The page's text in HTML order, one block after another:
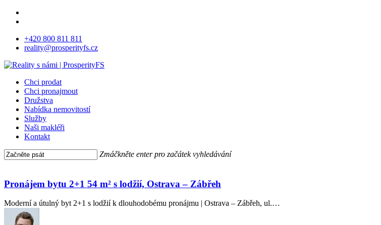
Skip
content+420 800 811 811
reality@prosperityfs.cz
Menu
Chci prodat
Chci pronajmout
Družstva
Nabídka nemovitostí
Služby
Naši makléři
Kontakt
Zmáčkněte enter pro začátek vyhledávání
2+1 54 m²
s lodžií,
Ostrava
–
Zábřeh
Pronájem bytu 2+1 54 m² s lodžií, Ostrava – Zábřeh
Moderní a útulný byt 2+1 s lodžií k dlouhodobému pronájmu | Ostrava – Zábřeh, ul.…